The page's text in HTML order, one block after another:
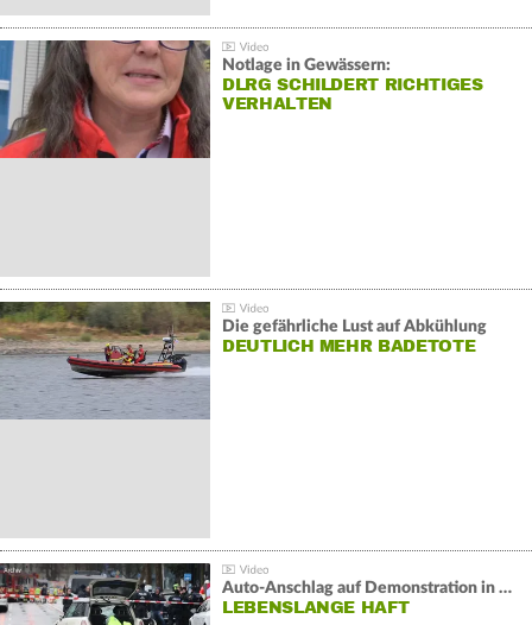
Notlage in Gewässern:
DLRG SCHILDERT RICHTIGES
VERHALTEN
Die gefährliche Lust auf Abkühlung
DEUTLICH MEHR BADETOTE
Auto-Anschlag auf Demonstration in München:
LEBENSLANGE HAFT